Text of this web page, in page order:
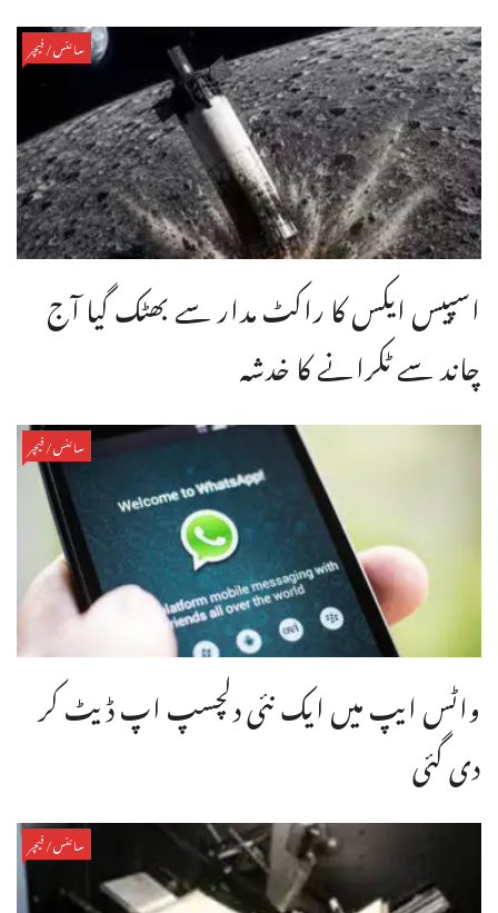
سائنس/فیچر
اسپیس ایکس کا راکٹ مدار سے بھٹک گیا آج
چاند سے ٹکرانے کا خدشہ
سائنس/فیچر
واٹس ایپ میں ایک نئی دلچسپ اپ ڈیٹ کر
دی گئی
سائنس/فیچر